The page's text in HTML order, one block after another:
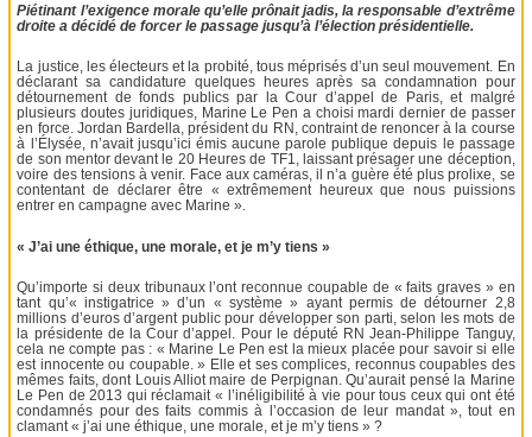
Piétinant l’exigence morale qu’elle prônait jadis, la responsable d’extrême
droite a décidé de forcer le passage jusqu’à l’élection présidentielle.
La justice, les électeurs et la probité, tous méprisés d’un seul mouvement. En
déclarant sa candidature quelques heures après sa condamnation pour
détournement de fonds publics par la Cour d’appel de Paris, et malgré
plusieurs doutes juridiques, Marine Le Pen a choisi mardi dernier de passer
en force. Jordan Bardella, président du RN, contraint de renoncer à la course
à l’Élysée, n’avait jusqu’ici émis aucune parole publique depuis le passage
de son mentor devant le 20 Heures de TF1, laissant présager une déception,
voire des tensions à venir. Face aux caméras, il n’a guère été plus prolixe, se
contentant de déclarer être « extrêmement heureux que nous puissions
entrer en campagne avec Marine ».
« J’ai une éthique, une morale, et je m’y tiens »
Qu’importe si deux tribunaux l’ont reconnue coupable de « faits graves » en
tant qu’« instigatrice » d’un « système » ayant permis de détourner 2,8
millions d’euros d’argent public pour développer son parti, selon les mots de
la présidente de la Cour d’appel. Pour le député RN Jean-Philippe Tanguy,
cela ne compte pas : « Marine Le Pen est la mieux placée pour savoir si elle
est innocente ou coupable. » Elle et ses complices, reconnus coupables des
mêmes faits, dont Louis Alliot maire de Perpignan. Qu’aurait pensé la Marine
Le Pen de 2013 qui réclamait « l’inéligibilité à vie pour tous ceux qui ont été
condamnés pour des faits commis à l’occasion de leur mandat », tout en
clamant « j’ai une éthique, une morale, et je m’y tiens » ?